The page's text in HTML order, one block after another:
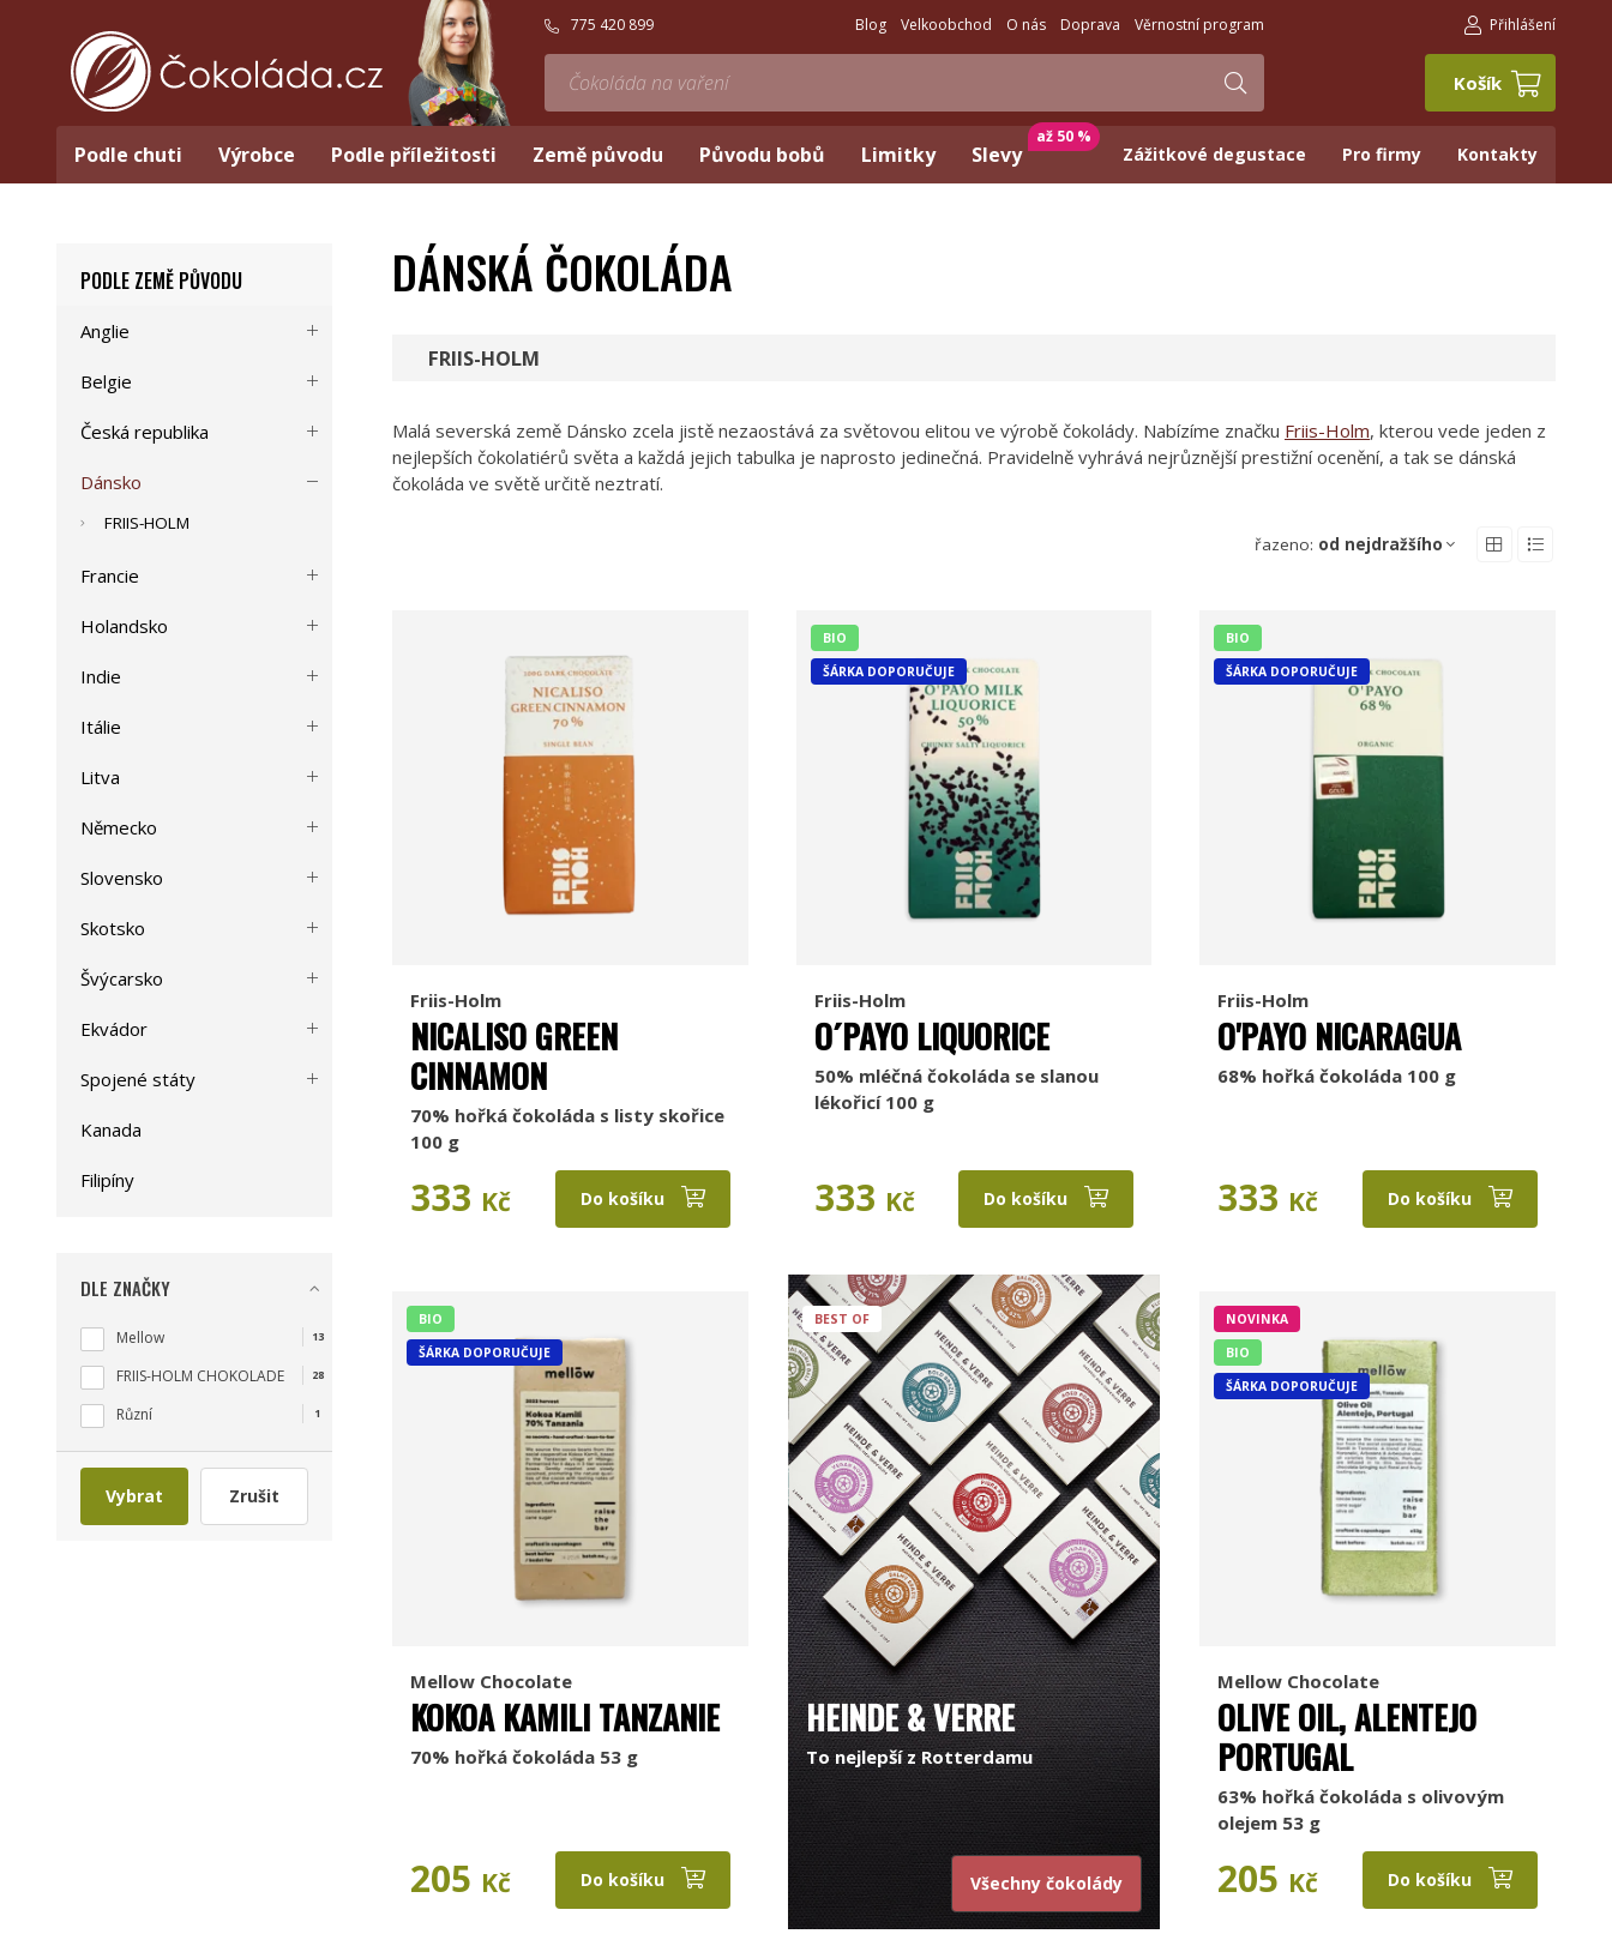
775 420 899 Blog Velkoobchod O nás Doprava Věrnostní program Přihlášení
Košík
Podle chuti Výrobce Podle příležitosti Země původu Původu bobů Limitky Slevy
až 50 %
Zážitkové degustace Pro firmy Kontakty
DÁNSKÁ ČOKOLÁDA
FRIIS-HOLM
Malá severská země Dánsko zcela jistě nezaostává za světovou elitou ve výrobě čokolády. Nabízíme značku Friis-Holm, kterou vede jeden z
nejlepších čokolatiérů světa a každá jejich tabulka je naprosto jedinečná. Pravidelně vyhrává nejrůznější prestižní ocenění, a tak se dánská
čokoláda ve světě určitě neztratí.
řazeno: od nejdražšího
Friis-Holm
NICALISO GREEN
CINNAMON
70% hořká čokoláda s listy skořice
100 g
333 Kč Do košíku
BIO
ŠÁRKA DOPORUČUJE
Friis-Holm
O´PAYO LIQUORICE
50% mléčná čokoláda se slanou
lékořicí 100 g
333 Kč Do košíku
BIO
ŠÁRKA DOPORUČUJE
Friis-Holm
O'PAYO NICARAGUA
68% hořká čokoláda 100 g
333 Kč Do košíku
BIO
ŠÁRKA DOPORUČUJE
Mellow Chocolate
KOKOA KAMILI TANZANIE
70% hořká čokoláda 53 g
205 Kč Do košíku
BEST OF
HEINDE & VERRE
To nejlepší z Rotterdamu
Všechny čokolády
NOVINKA
BIO
ŠÁRKA DOPORUČUJE
Mellow Chocolate
OLIVE OIL, ALENTEJO
PORTUGAL
63% hořká čokoláda s olivovým
olejem 53 g
205 Kč Do košíku
PODLE ZEMĚ PŮVODU
Anglie
Belgie
Česká republika
Dánsko
FRIIS-HOLM
Francie
Holandsko
Indie
Itálie
Litva
Německo
Slovensko
Skotsko
Švýcarsko
Ekvádor
Spojené státy
Kanada
Filipíny
DLE ZNAČKY
Mellow 13
FRIIS-HOLM CHOKOLADE 28
Různí 1
Vybrat Zrušit